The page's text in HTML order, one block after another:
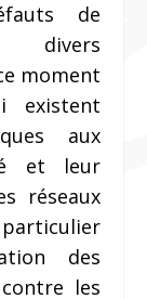
de
divers
moment
existent
aux
et leur
réseaux
particulier
des
les